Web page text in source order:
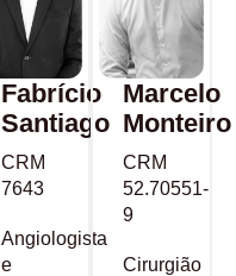
Fabrício
Santiago
CRM
7643
Angiologista
e
Marcelo
Monteiro
CRM
52.70551-
9
Cirurgião